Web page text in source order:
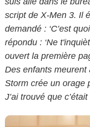
script de X-Men 3. Il
demandé : ‘C’est
répondu : ‘Ne
ouvert la première
Des enfants meurent
Storm crée un orage
J’ai trouvé que